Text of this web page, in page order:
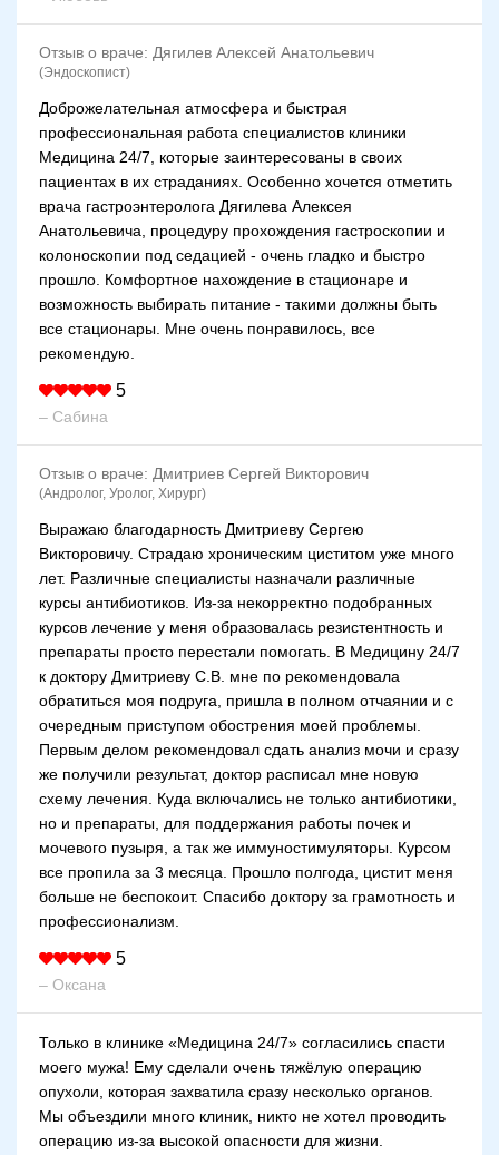
Отзыв о враче: Дягилев Алексей Анатольевич
(Эндоскопист)
Доброжелательная атмосфера и быстрая
профессиональная работа специалистов клиники
Медицина 24/7, которые заинтересованы в своих
пациентах в их страданиях. Особенно хочется отметить
врача гастроэнтеролога Дягилева Алексея
Анатольевича, процедуру прохождения гастроскопии и
колоноскопии под седацией - очень гладко и быстро
прошло. Комфортное нахождение в стационаре и
возможность выбирать питание - такими должны быть
все стационары. Мне очень понравилось, все
рекомендую.
5
– Сабина
Отзыв о враче: Дмитриев Сергей Викторович
(Андролог, Уролог, Хирург)
Выражаю благодарность Дмитриеву Сергею
Викторовичу. Страдаю хроническим циститом уже много
лет. Различные специалисты назначали различные
курсы антибиотиков. Из-за некорректно подобранных
курсов лечение у меня образовалась резистентность и
препараты просто перестали помогать. В Медицину 24/7
к доктору Дмитриеву С.В. мне по рекомендовала
обратиться моя подруга, пришла в полном отчаянии и с
очередным приступом обострения моей проблемы.
Первым делом рекомендовал сдать анализ мочи и сразу
же получили результат, доктор расписал мне новую
схему лечения. Куда включались не только антибиотики,
но и препараты, для поддержания работы почек и
мочевого пузыря, а так же иммуностимуляторы. Курсом
все пропила за 3 месяца. Прошло полгода, цистит меня
больше не беспокоит. Спасибо доктору за грамотность и
профессионализм.
5
– Оксана
Только в клинике «Медицина 24/7» согласились спасти
моего мужа! Ему сделали очень тяжёлую операцию
опухоли, которая захватила сразу несколько органов.
Мы объездили много клиник, никто не хотел проводить
операцию из-за высокой опасности для жизни.